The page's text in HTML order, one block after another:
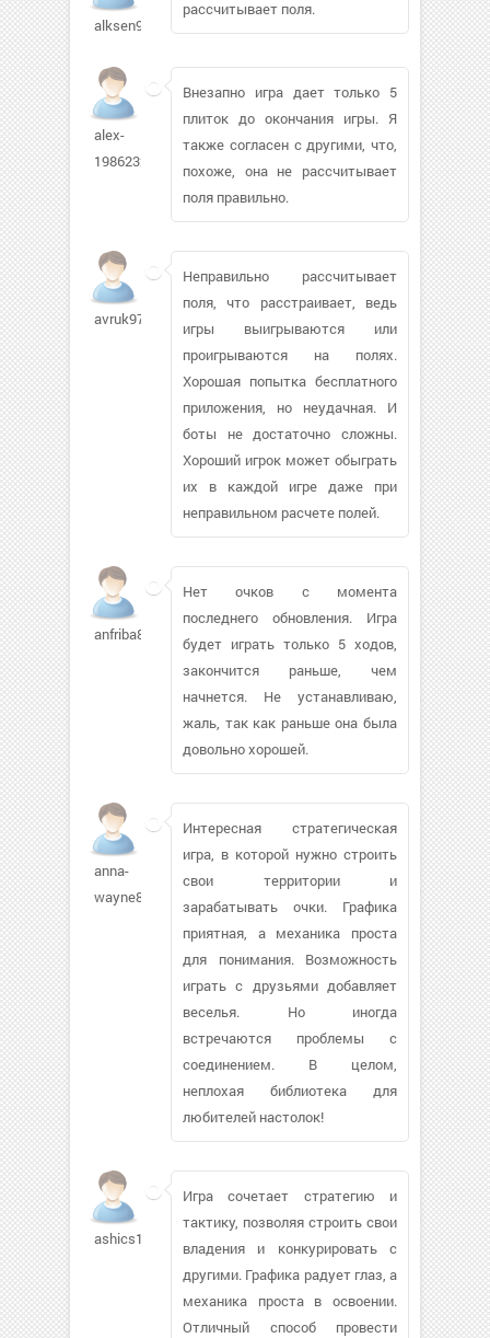
alksen95733
рассчитывает поля.
alex-
1986232
Внезапно игра дает только 5
плиток до окончания игры. Я
также согласен с другими, что,
похоже, она не рассчитывает
поля правильно.
avruk97
Неправильно рассчитывает
поля, что расстраивает, ведь
игры выигрываются или
проигрываются на полях.
Хорошая попытка бесплатного
приложения, но неудачная. И
боты не достаточно сложны.
Хороший игрок может обыграть
их в каждой игре даже при
неправильном расчете полей.
anfriba801
Нет очков с момента
последнего обновления. Игра
будет играть только 5 ходов,
закончится раньше, чем
начнется. Не устанавливаю,
жаль, так как раньше она была
довольно хорошей.
anna-
wayne829
Интересная стратегическая
игра, в которой нужно строить
свои территории и
зарабатывать очки. Графика
приятная, а механика проста
для понимания. Возможность
играть с друзьями добавляет
веселья. Но иногда
встречаются проблемы с
соединением. В целом,
неплохая библиотека для
любителей настолок!
ashics1307
Игра сочетает стратегию и
тактику, позволяя строить свои
владения и конкурировать с
другими. Графика радует глаз, а
механика проста в освоении.
Отличный способ провести